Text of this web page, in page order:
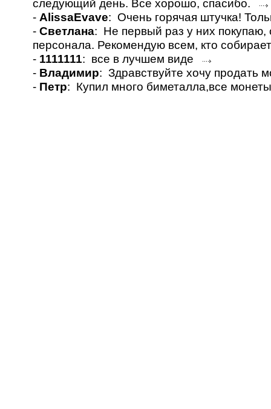
следующий день. Все хорошо, спасибо.
- AlissaEvave: Очень горячая штучка!
- Светлана: Не первый раз у них
персонала. Рекомендую всем, кто
- 1111111: все в лучшем виде
- Владимир: Здравствуйте хочу продать
- Петр: Купил много биметалла,все